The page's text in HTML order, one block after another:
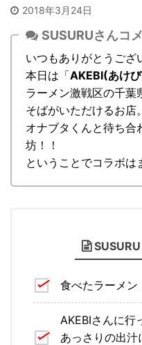
2018年3月24日
SUSURUさんコ
いつもありがとうござ
本日は「AKEBI(あけ
ラーメン激戦区の千葉
そばがいただけるお店。
オナブタくんと待ち合
坊！！
ということでコラボは
食べたラーメン
AKEBIさんに行
あっさりの出